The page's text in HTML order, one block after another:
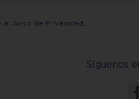
al Aviso de Privacidad
Síguenos